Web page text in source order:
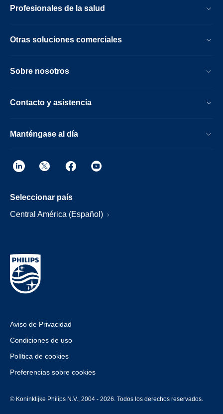
Profesionales de la salud
Otras soluciones comerciales
Sobre nosotros
Contacto y asistencia
Manténgase al día
Seleccionar país
Central América (Español)
Aviso de Privacidad
Condiciones de uso
Política de cookies
Preferencias sobre cookies
© Koninklijke Philips N.V., 2004 - 2026. Todos los derechos reservados.